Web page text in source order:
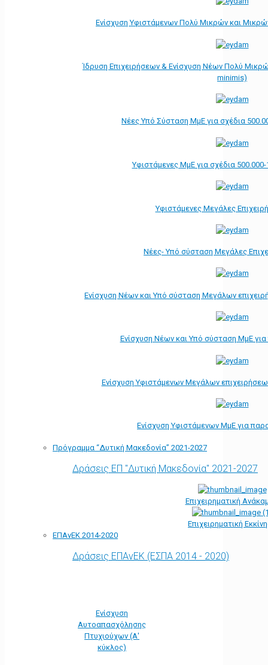
Ενίσχυση Υφιστάμενων Πολύ Μικρών και
Ίδρυση Επιχειρήσεων & Ενίσχυση Νέων Πολύ
minimis)
Νέες Υπό Σύσταση ΜμΕ για σχέδια
Υφιστάμενες ΜμΕ για σχέδια
Υφιστάμενες Μεγάλες
Νέες- Υπό σύσταση Μεγάλες
Ενίσχυση Νέων και Υπό σύσταση Μεγάλων
Ενίσχυση Νέων και Υπό σύσταση ΜμΕ
Ενίσχυση Υφιστάμενων Μεγάλων
Ενίσχυση Υφιστάμενων ΜμΕ για
Πρόγραμμα “Δυτική Μακεδονία” 2021-2027
Δράσεις ΕΠ "Δυτική Μακεδονία" 2021-2027
Επιχειρηματική
Επιχειρηματική
ΕΠΑνΕΚ 2014-2020
Δράσεις ΕΠΑνΕΚ (ΕΣΠΑ 2014 - 2020)
Ενίσχυση
Αυτοαπασχόλησης
Πτυχιούχων (Α'
κύκλος)